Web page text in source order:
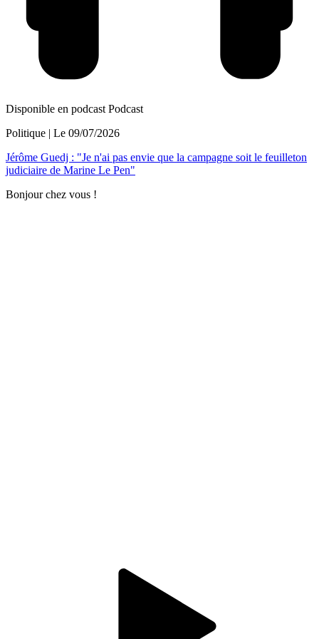
Disponible en podcast Podcast
Politique | Le 09/07/2026
Jérôme Guedj : "Je n'ai pas envie que la campagne soit le feuilleton
judiciaire de Marine Le Pen"
Bonjour chez vous !